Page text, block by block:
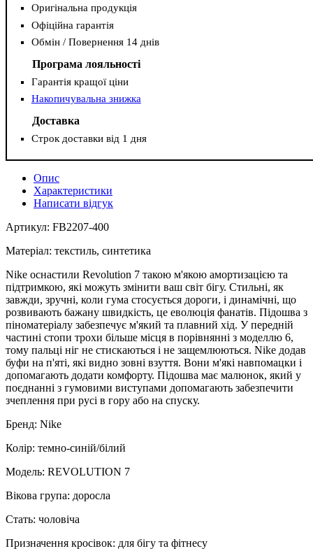
Оригінальна продукція
Офіційна гарантія
Обмін / Повернення 14 днів
Програма лояльності
Гарантія кращої ціни
Накопичувальна знижка
Доставка
Строк доставки від 1 дня
Опис
Характеристики
Написати відгук
Артикул: FB2207-400
Матеріал: текстиль, синтетика
Nike оснастили Revolution 7 такою м'якою амортизацією та
підтримкою, які можуть змінити ваш світ бігу. Стильні, як
завжди, зручні, коли гума стосується дороги, і динамічні, що
розвивають бажану швидкість, це еволюція фанатів. Підошва з
піноматеріалу забезпечує м'який та плавний хід. У передній
частині стопи трохи більше місця в порівнянні з моделлю 6,
тому пальці ніг не стискаються і не защемлюються. Nike додав
буфи на п'яті, які видно зовні взуття. Вони м'які навпомацки і
допомагають додати комфорту. Підошва має малюнок, який у
поєднанні з гумовими виступами допомагають забезпечити
зчеплення при русі в гору або на спуску.
Бренд: Nike
Колір: темно-синій/білий
Модель: REVOLUTION 7
Вікова група: доросла
Стать: чоловіча
Призначення кросівок: для бігу та фітнесу